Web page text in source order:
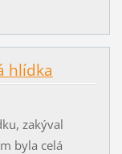
hlídka
zakýval
byla celá